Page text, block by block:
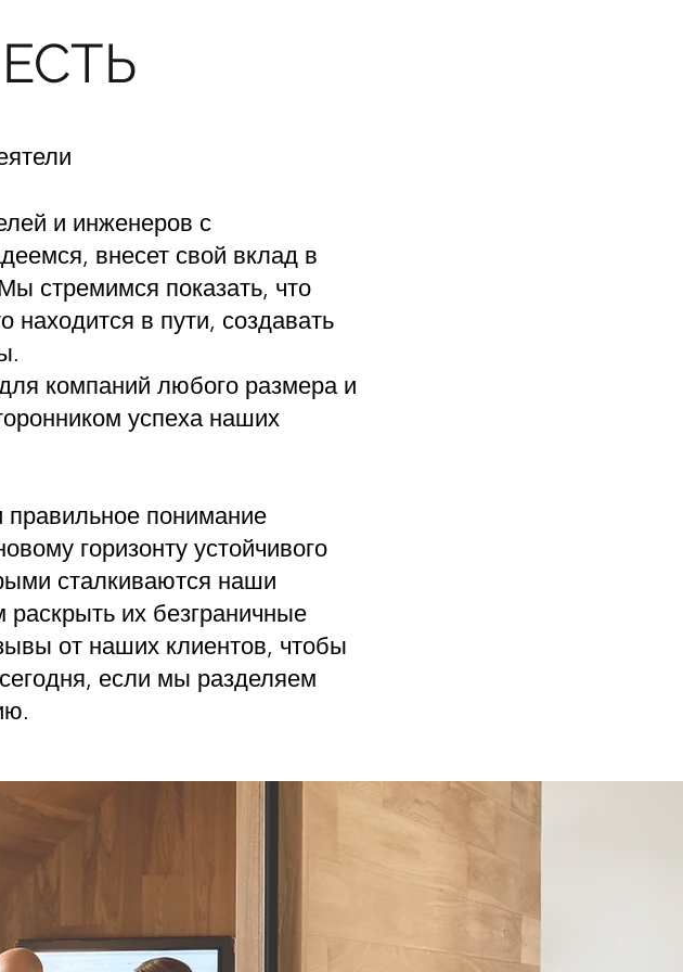
и инженеров с
внесет свой вклад в
стремимся показать, что
в пути, создавать
компаний любого размера и
успеха наших
понимание
горизонту устойчивого
сталкиваются наши
их безграничные
от наших клиентов, чтобы
если мы разделяем